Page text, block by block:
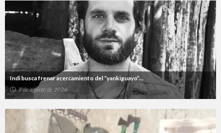
Indi busca frenar acercamiento del “yankiguayo”...
7 de agosto de 2026